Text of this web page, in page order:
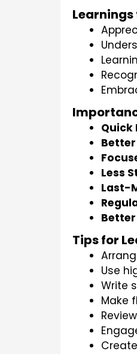
Quick
Less
Last-
Better
Tips for
Use
Write
Make